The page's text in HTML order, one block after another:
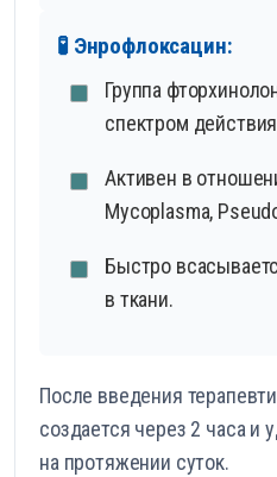
🧪 Энрофлоксацин:
Группа
спектром
Активен в
Mycoplasma,
Быстро
в ткани.
После введения
создается через 2 часа и
на протяжении суток.